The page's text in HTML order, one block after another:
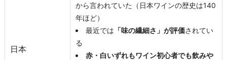
日本
から言われていた（日本ワインの歴史は140
年ほど）
最近では 「味の繊細さ」が評価されてい
る
赤・白いずれもワイン初心者でも飲みや